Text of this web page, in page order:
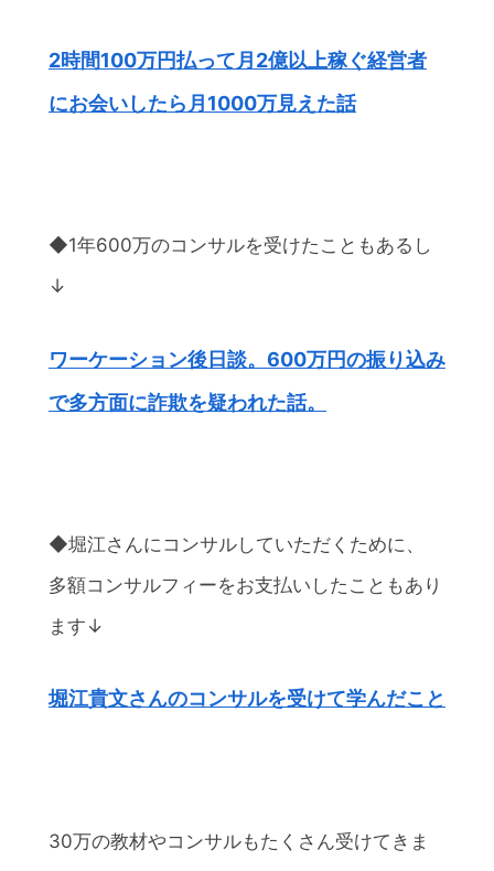
2時間100万円払って月2億以上稼ぐ経営者
にお会いしたら月1000万見えた話
◆1年600万のコンサルを受けたこともあるし
↓
ワーケーション後日談。600万円の振り込み
で多方面に詐欺を疑われた話。
◆堀江さんにコンサルしていただくために、
多額コンサルフィーをお支払いしたこともあり
ます↓
堀江貴文さんのコンサルを受けて学んだこと
30万の教材やコンサルもたくさん受けてきま